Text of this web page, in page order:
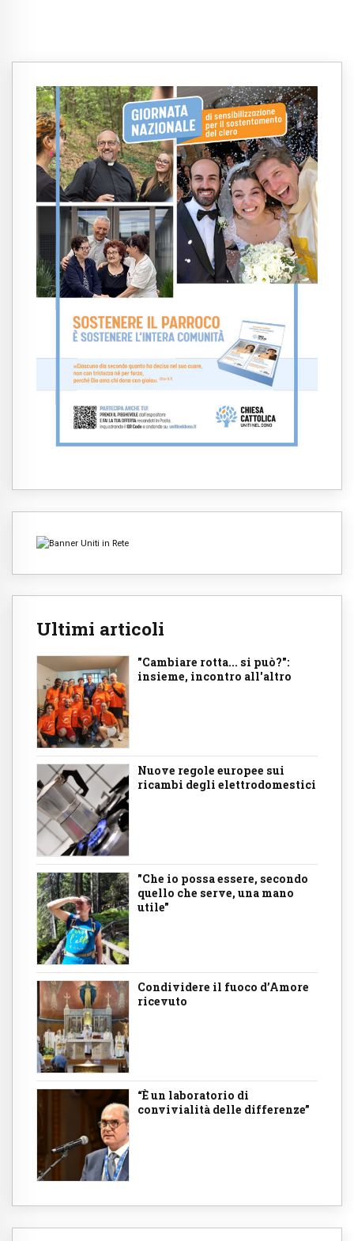
Ultimi articoli
"Cambiare rotta... si può?":
insieme, incontro all'altro
Nuove regole europee sui
ricambi degli elettrodomestici
"Che io possa essere, secondo
quello che serve, una mano
utile"
Condividere il fuoco d’Amore
ricevuto
“È un laboratorio di
convivialità delle differenze”